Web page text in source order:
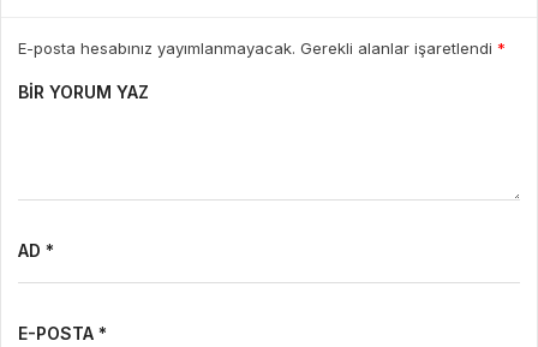
E-posta hesabınız yayımlanmayacak. Gerekli alanlar işaretlendi *
BIR YORUM YAZ
AD *
E-POSTA *